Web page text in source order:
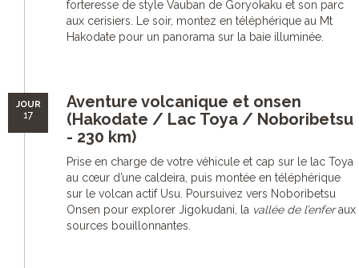
forteresse de style Vauban de Goryokaku et son parc
aux cerisiers. Le soir, montez en téléphérique au Mt
Hakodate pour un panorama sur la baie illuminée.
JOUR
17
Aventure volcanique et onsen
(Hakodate / Lac Toya / Noboribetsu
- 230 km)
Prise en charge de votre véhicule et cap sur le lac Toya
au cœur d’une caldeira, puis montée en téléphérique
sur le volcan actif Usu. Poursuivez vers Noboribetsu
Onsen pour explorer Jigokudani, la vallée de l’enferaux
sources bouillonnantes.